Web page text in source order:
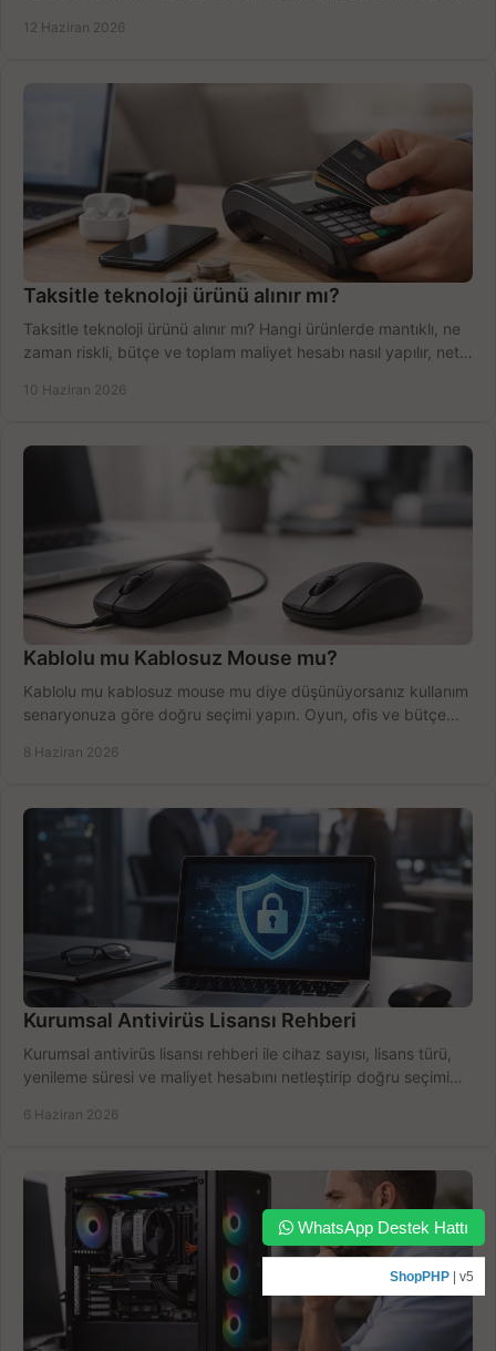
12 Haziran 2026
Taksitle teknoloji ürünü alınır mı?
Taksitle teknoloji ürünü alınır mı? Hangi ürünlerde mantıklı, ne
zaman riskli, bütçe ve toplam maliyet hesabı nasıl yapılır, net
10 Haziran 2026
Kablolu mu Kablosuz Mouse mu?
Kablolu mu kablosuz mouse mu diye düşünüyorsanız kullanım
senaryonuza göre doğru seçimi yapın. Oyun, ofis ve bütçe
8 Haziran 2026
Kurumsal Antivirüs Lisansı Rehberi
Kurumsal antivirüs lisansı rehberi ile cihaz sayısı, lisans türü,
yenileme süresi ve maliyet hesabını netleştirip doğru seçimi
6 Haziran 2026
WhatsApp Destek Hattı
ShopPHP | v5